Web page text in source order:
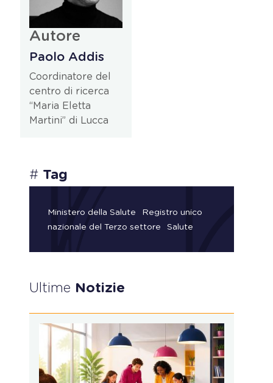
Autore
Paolo Addis
Coordinatore del
centro di ricerca
“Maria Eletta
Martini” di Lucca
# Tag
Ministero della Salute
Registro unico
nazionale del Terzo settore
Salute
Ultime Notizie